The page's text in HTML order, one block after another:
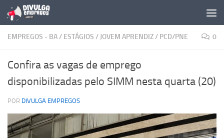
Skip to content
EMPREGOS - BA/ ESTÁGIOS / JOVEM APRENDIZ/ PCD/PNE 0
Confira as vagas de emprego
disponibilizadas pelo SIMM nesta quarta (20)
POR DIVULGA EMPREGOS